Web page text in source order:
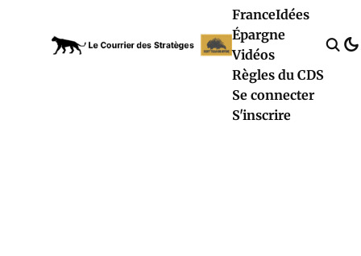
FranceIdées
Épargne
Vidéos
Règles du CDS
Se connecter
S'inscrire